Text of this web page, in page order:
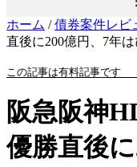
ホーム /債券案件レビ
直後に200億円、7年
この記事は有料記事です
阪急阪神
優勝直後